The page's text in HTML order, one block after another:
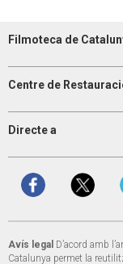
Filmoteca de
Centre de
Directe a
Avís legal D’acord amb
Catalunya permet la